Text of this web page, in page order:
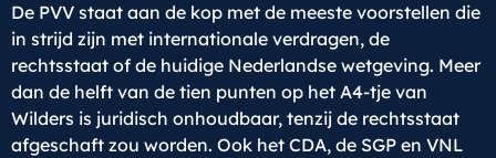
De PVV staat aan de kop met de meeste voorstellen die
in strijd zijn met internationale verdragen, de
rechtsstaat of de huidige Nederlandse wetgeving. Meer
dan de helft van de tien punten op het A4-tje van
Wilders is juridisch onhoudbaar, tenzij de rechtsstaat
afgeschaft zou worden. Ook het CDA, de SGP en VNL